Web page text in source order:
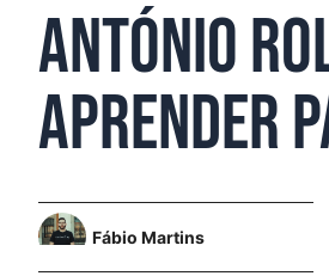
António
aprender
Fábio Martins